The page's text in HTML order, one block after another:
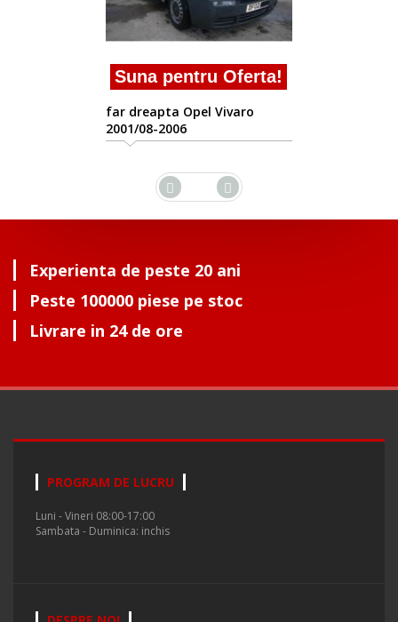
Experienta de peste 20 ani
Peste 100000 piese pe stoc
Livrare in 24 de ore
PROGRAM DE LUCRU
Luni - Vineri 08:00-17:00
Sambata - Duminica: inchis